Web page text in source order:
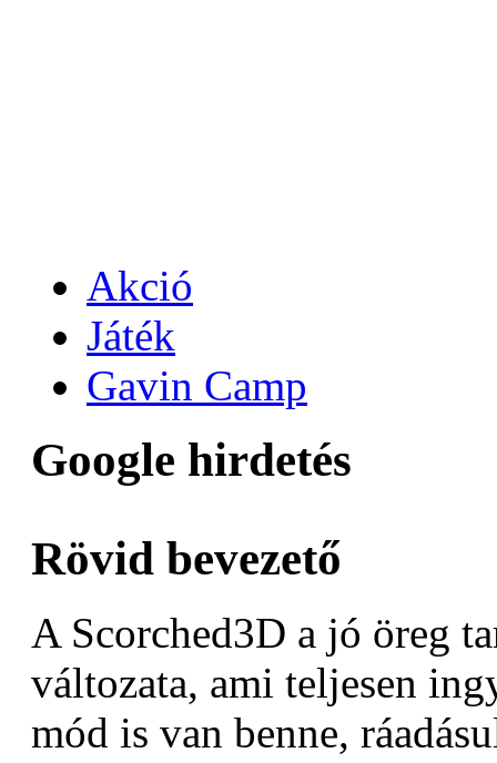
Akció
Játék
Gavin Camp
Google hirdetés
Rövid bevezető
A Scorched3D a jó öreg
változata, ami teljesen
mód is van benne,